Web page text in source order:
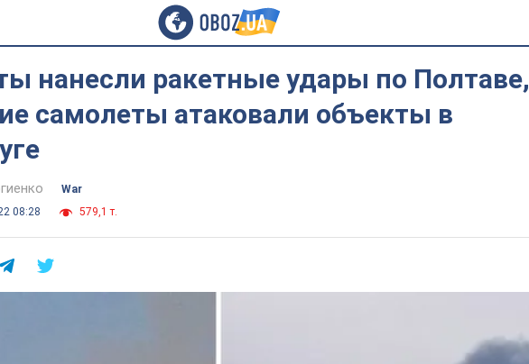
нанесли ракетные удары по Полтаве,
самолеты атаковали объекты в
War
08:28
579,1 т.